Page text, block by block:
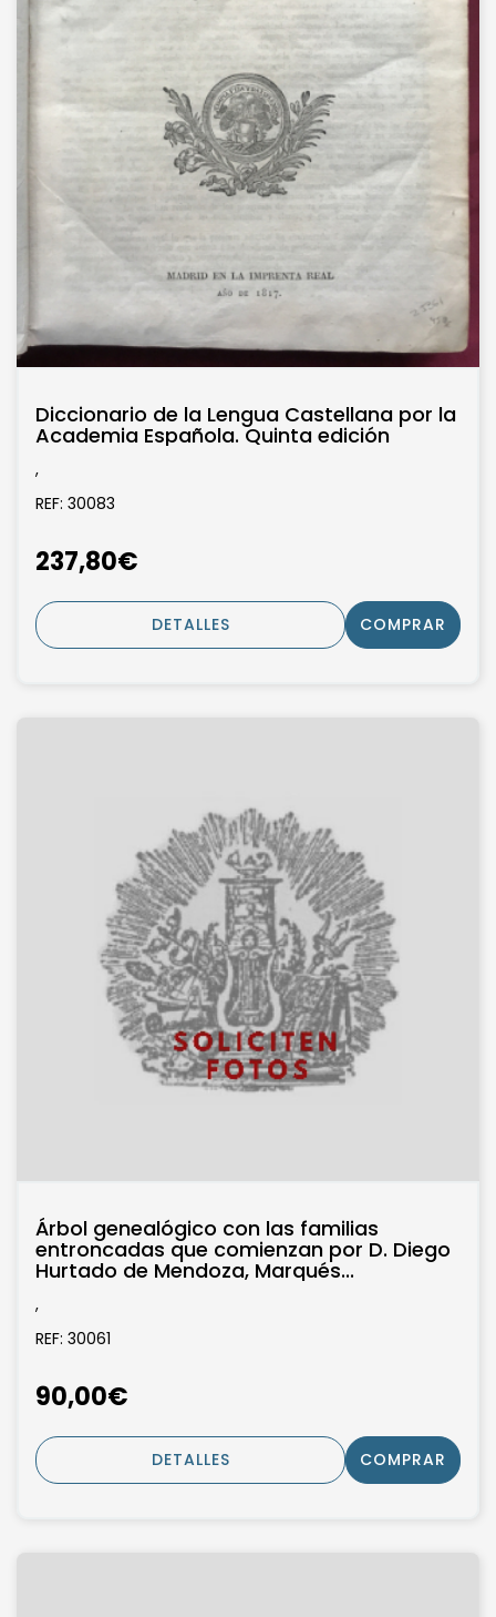
Diccionario de la Lengua Castellana por la
Academia Española. Quinta edición
,
REF: 30083
237,80€
DETALLES COMPRAR
Árbol genealógico con las familias
entroncadas que comienzan por D. Diego
Hurtado de Mendoza, Marqués...
,
REF: 30061
90,00€
DETALLES COMPRAR